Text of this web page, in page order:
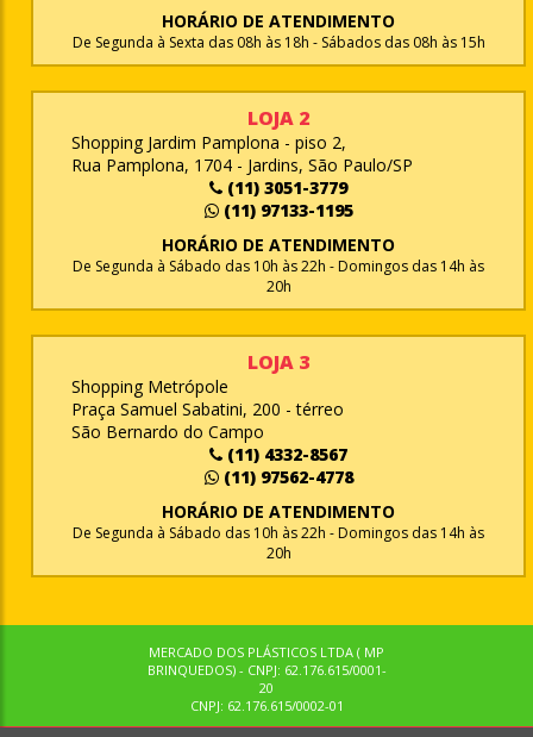
HORÁRIO DE ATENDIMENTO
De Segunda à Sexta das 08h às 18h - Sábados das 08h às 15h
LOJA 2
Shopping Jardim Pamplona - piso 2,
Rua Pamplona, 1704 - Jardins, São Paulo/SP
(11) 3051-3779
(11) 97133-1195
HORÁRIO DE ATENDIMENTO
De Segunda à Sábado das 10h às 22h - Domingos das 14h às
20h
LOJA 3
Shopping Metrópole
Praça Samuel Sabatini, 200 - térreo
São Bernardo do Campo
(11) 4332-8567
(11) 97562-4778
HORÁRIO DE ATENDIMENTO
De Segunda à Sábado das 10h às 22h - Domingos das 14h às
20h
MERCADO DOS PLÁSTICOS LTDA ( MP
BRINQUEDOS) - CNPJ: 62.176.615/0001-
20
CNPJ: 62.176.615/0002-01